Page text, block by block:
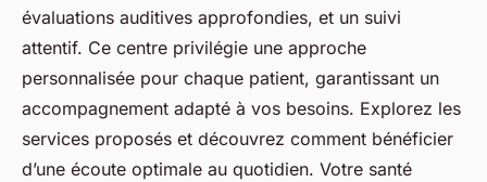
fabienne•22 avril 2025•7 min de lecture
évaluations auditives approfondies, et un suivi
attentif. Ce centre privilégie une approche
personnalisée pour chaque patient, garantissant un
accompagnement adapté à vos besoins. Explorez les
services proposés et découvrez comment bénéficier
d’une écoute optimale au quotidien. Votre santé